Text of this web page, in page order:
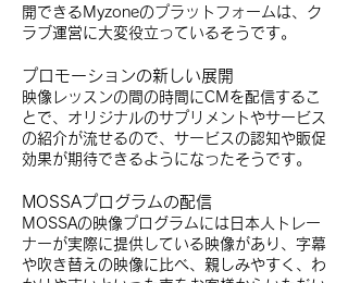
開できるMyzoneのプラットフォームは、ク
ラブ運営に大変役立っているそうです。
プロモーションの新しい展開
映像レッスンの間の時間にCMを配信するこ
とで、オリジナルのサプリメントやサービス
の紹介が流せるので、サービスの認知や販促
効果が期待できるようになったそうです。
MOSSAプログラムの配信
MOSSAの映像プログラムには日本人トレー
ナーが実際に提供している映像があり、字幕
や吹き替えの映像に比べ、親しみやすく、わ